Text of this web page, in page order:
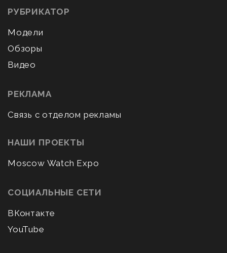
РУБРИКАТОР
Модели
Обзоры
Видео
РЕКЛАМА
Связь с отделом рекламы
НАШИ ПРОЕКТЫ
Moscow Watch Expo
СОЦИАЛЬНЫЕ СЕТИ
ВКонтакте
YouTube